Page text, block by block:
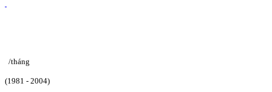
/tháng
(1981 - 2004)